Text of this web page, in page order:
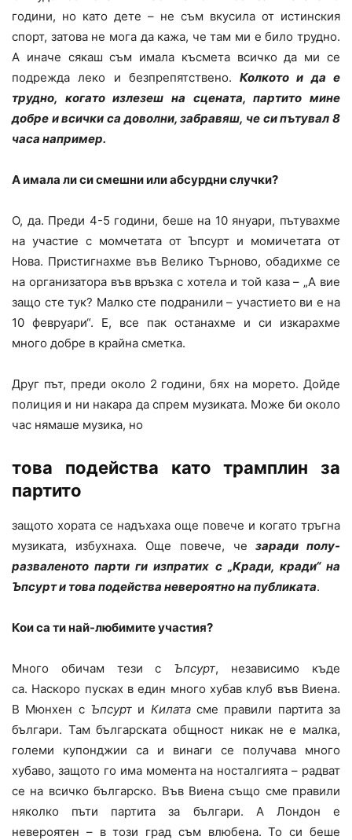
години, но като дете – не съм вкусила от истинския
спорт, затова не мога да кажа, че там ми е било трудно.
А иначе сякаш съм имала късмета всичко да ми се
подрежда леко и безпрепятствено. Колкото и да е
трудно, когато излезеш на сцената, партито мине
добре и всички са доволни, забравяш, че си пътувал 8
часа например.
А имала ли си смешни или абсурдни случки?
О, да. Преди 4-5 години, беше на 10 януари, пътувахме
на участие с момчетата от Ъпсурт и момичетата от
Нова. Пристигнахме във Велико Търново, обадихме се
на организатора във връзка с хотела и той каза – „А вие
защо сте тук? Малко сте подранили – участието ви е на
10 февруари“. Е, все пак останахме и си изкарахме
много добре в крайна сметка.
Друг път, преди около 2 години, бях на морето. Дойде
полиция и ни накара да спрем музиката. Може би около
час нямаше музика, но
това подейства като трамплин за
партито
защото хората се надъхаха още повече и когато тръгна
музиката, избухнаха. Още повече, че заради полу-
разваленото парти ги изпратих с „Кради, кради“ на
Ъпсурт и това подейства невероятно на публиката.
Кои са ти най-любимите участия?
Много обичам тези с Ъпсурт, независимо къде
са. Наскоро пусках в един много хубав клуб във Виена.
В Мюнхен с Ъпсурт и Килатасме правили партита за
българи. Там българската общност никак не е малка,
големи купонджии са и винаги се получава много
хубаво, защото го има момента на носталгията – радват
се на всичко българско. Във Виена също сме правили
няколко пъти партита за българи. А Лондон е
невероятен – в този град съм влюбена. То си беше